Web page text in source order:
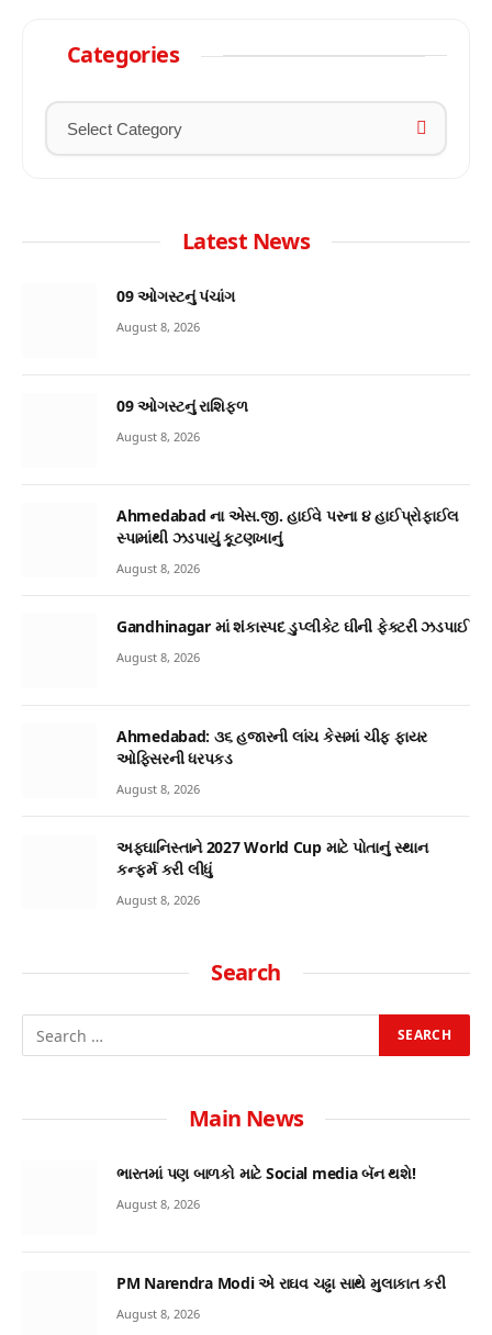
Categories
Latest News
09 ઓગસ્ટનું પંચાંગ
August 8, 2026
09 ઓગસ્ટનું રાશિફળ
August 8, 2026
Ahmedabad ના એસ.જી. હાઈવે પરના ૪ હાઈપ્રોફાઈલ
સ્પામાંથી ઝડપાયું કૂટણખાનું
August 8, 2026
Gandhinagar માં શંકાસ્પદ ડુપ્લીકેટ ઘીની ફેક્ટરી ઝડપાઈ
August 8, 2026
Ahmedabad: ૩૬ હજારની લાંચ કેસમાં ચીફ ફાયર
ઓફિસરની ધરપકડ
August 8, 2026
અફઘાનિસ્તાને 2027 World Cup માટે પોતાનું સ્થાન
કન્ફર્મ કરી લીધું
August 8, 2026
Search
Main News
ભારતમાં પણ બાળકો માટે Social media બૅન થશે!
August 8, 2026
PM Narendra Modi એ રાઘવ ચઢ્ઢા સાથે મુલાકાત કરી
August 8, 2026